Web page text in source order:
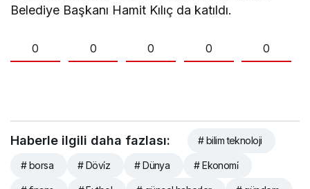
Belediye Başkanı Hamit Kılıç da katıldı.
0 0 0 0 0
Haberle ilgili daha fazlası: # bilim teknoloji
# borsa # Dövi̇z # Dünya # Ekonomi̇